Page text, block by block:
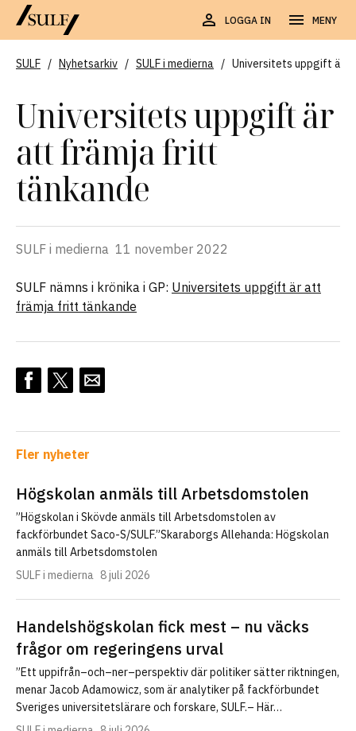
LOGGA IN MENY
SULF / Nyhetsarkiv / SULF i medierna / Universitets uppgift är
Universitets uppgift är
att främja fritt
tänkande
SULF i medierna 11 november 2022
SULF nämns i krönika i GP: Universitets uppgift är att
främja fritt tänkande
Fler nyheter
Högskolan anmäls till Arbetsdomstolen
”Högskolan i Skövde anmäls till Arbetsdomstolen av
fackförbundet Saco-S/SULF.”Skaraborgs Allehanda: Högskolan
anmäls till Arbetsdomstolen
SULF i medierna 8 juli 2026
Handelshögskolan fick mest – nu väcks
frågor om regeringens urval
”Ett uppifrån–och–ner–perspektiv där politiker sätter riktningen,
menar Jacob Adamowicz, som är analytiker på fackförbundet
Sveriges universitetslärare och forskare, SULF.– Här…